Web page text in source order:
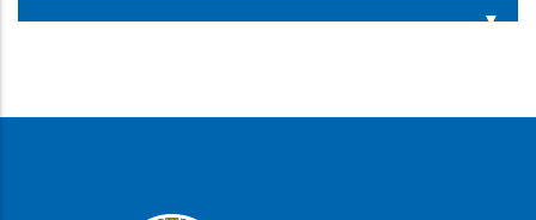
PÁGINA